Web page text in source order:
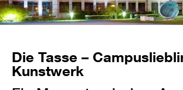
Die Tasse –
Kunstwerk